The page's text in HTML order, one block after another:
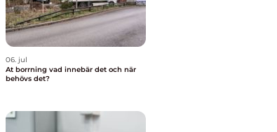
06. jul
At borrning vad innebär det och när
behövs det?